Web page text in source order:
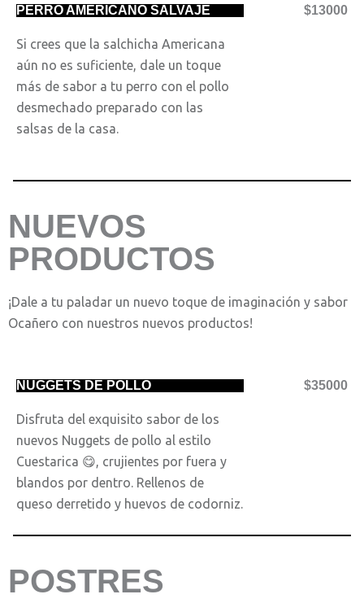
PERRO AMERICANO SALVAJE
Si crees que la salchicha Americana
aún no es suficiente, dale un toque
más de sabor a tu perro con el pollo
desmechado preparado con las
salsas de la casa.
$13000
NUEVOS
PRODUCTOS
¡Dale a tu paladar un nuevo toque de imaginación y sabor
Ocañero con nuestros nuevos productos!
NUGGETS DE POLLO
Disfruta del exquisito sabor de los
nuevos Nuggets de pollo al estilo
Cuestarica 😋, crujientes por fuera y
blandos por dentro. Rellenos de
queso derretido y huevos de codorniz.
$35000
POSTRES